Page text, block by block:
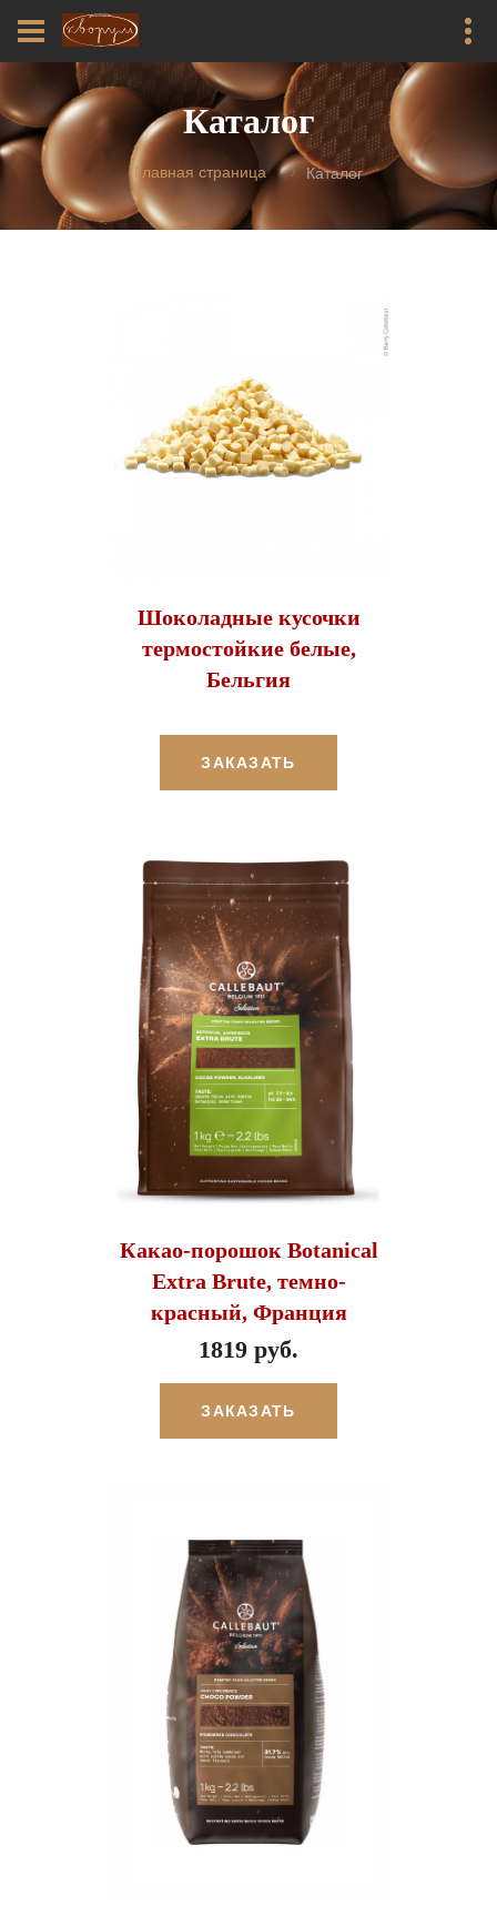
Каталог
Главная страница Каталог
Шоколадные кусочки
термостойкие белые,
Бельгия
ЗАКАЗАТЬ
Какао-порошок Botanical
Extra Brute, темно-
красный, Франция
1819 руб.
ЗАКАЗАТЬ